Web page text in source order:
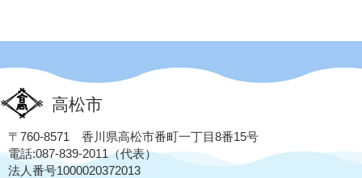
高松市
〒760-8571 香川県高松市番町一丁目8番15号
電話:087-839-2011（代表）
法人番号1000020372013